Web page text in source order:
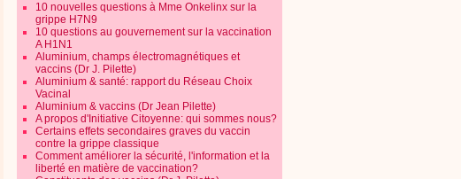
10 nouvelles questions à Mme Onkelinx sur la
grippe H7N9
10 questions au gouvernement sur la vaccination
A H1N1
Aluminium, champs électromagnétiques et
vaccins (Dr J. Pilette)
Aluminium & santé: rapport du Réseau Choix
Vacinal
Aluminium & vaccins (Dr Jean Pilette)
A propos d'Initiative Citoyenne: qui sommes nous?
Certains effets secondaires graves du vaccin
contre la grippe classique
Comment améliorer la sécurité, l'information et la
liberté en matière de vaccination?